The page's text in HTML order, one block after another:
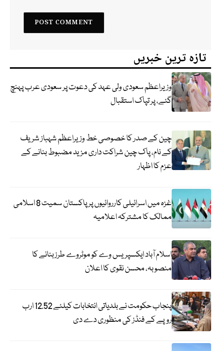
تازہ ترین خبریں
وزیراعظم سعودی ولی عہد کی دعوت پر سعودی عرب پہنچ
گئے، پر تپاک استقبال
چین کے صدر کا خصوصی خط وزیراعظم شہباز شریف
کے نام، پاک چین شراکت داری مزید مضبوط بنانے کے
عزم کا اظہار
غزہ میں اسرائیلی کارروائیوں پر پاکستان سمیت 8 اسلامی
ممالک کا مشترکہ اعلامیہ
اسلام آباد ایکسپریس وے کو موٹروے طرز بنانے کا
منصوبہ، محسن نقوی کا اعلان
پنجاب حکومت نے بلدیاتی انتخابات کیلئے 12.52 ارب
روپے کے فنڈز کی منظوری دے دی